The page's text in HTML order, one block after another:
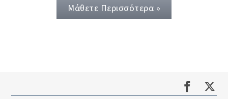
Μάθετε Περισσότερα »